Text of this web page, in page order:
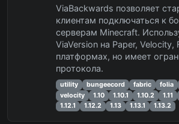
ViaBackwards позволяет
клиентам подключаться к
серверам Minecraft.
ViaVersion на Paper, Velocity,
платформах, но имеет
протокола.
utility bungeecord fabric folia
velocity
1.10 1.10.1 1.10.2 1.11
1.12.1
1.12.2 1.13 1.13.1 1.13.2